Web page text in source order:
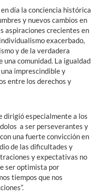
día la conciencia histórica
y nuevos cambios en
aspiraciones crecientes en
exacerbado,
y de la verdadera
una comunidad. La igualdad
imprescindible y
entre los derechos y
dirigió especialmente a los
a ser perseverantes y
una fuerte convicción en
de las dificultades y
y expectativas no
ser optimista por
tiempos que nos